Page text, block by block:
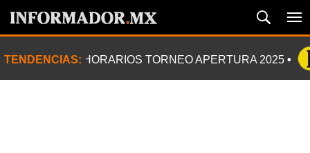
TENDENCIAS: HORARIOS TORNEO APERTURA 2025